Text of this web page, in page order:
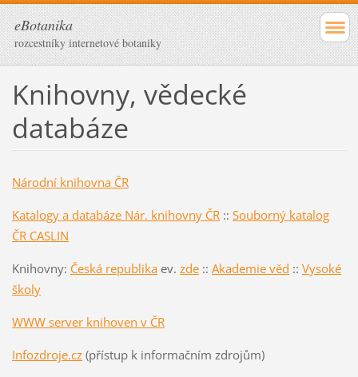
eBotanika
rozcestníky internetové botaniky
Knihovny, vědecké
databáze
Národní knihovna ČR
Katalogy a databáze Nár. knihovny ČR:: Souborný katalog
ČR CASLIN
Knihovny: Česká republikaev. zde:: Akademie věd :: Vysoké
školy
WWW server knihoven v ČR
Infozdroje.cz(přístup k informačním zdrojům)